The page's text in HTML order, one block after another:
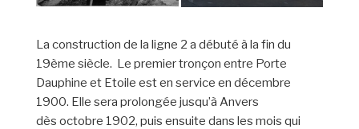
La construction de la ligne 2 a débuté à la fin du
19ème siècle. Le premier tronçon entre Porte
Dauphine et Etoile est en service en décembre
1900. Elle sera prolongée jusqu’à Anvers
dès octobre 1902, puis ensuite dans les mois qui